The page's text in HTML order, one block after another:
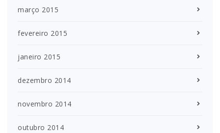
março 2015
fevereiro 2015
janeiro 2015
dezembro 2014
novembro 2014
outubro 2014